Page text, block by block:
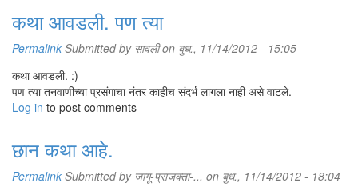
कथा आवडली. पण त्या
Permalink Submitted by सावलीon बुध., 11/14/2012 - 15:05
कथा आवडली. :)
पण त्या तनवाणीच्या प्रसंगाचा नंतर काहीच संदर्भ लागला नाही असे वाटले.
Log in to post comments
छान कथा आहे.
Permalink Submitted by जागू-प्राजक्ता-... on बुध., 11/14/2012 - 18:04